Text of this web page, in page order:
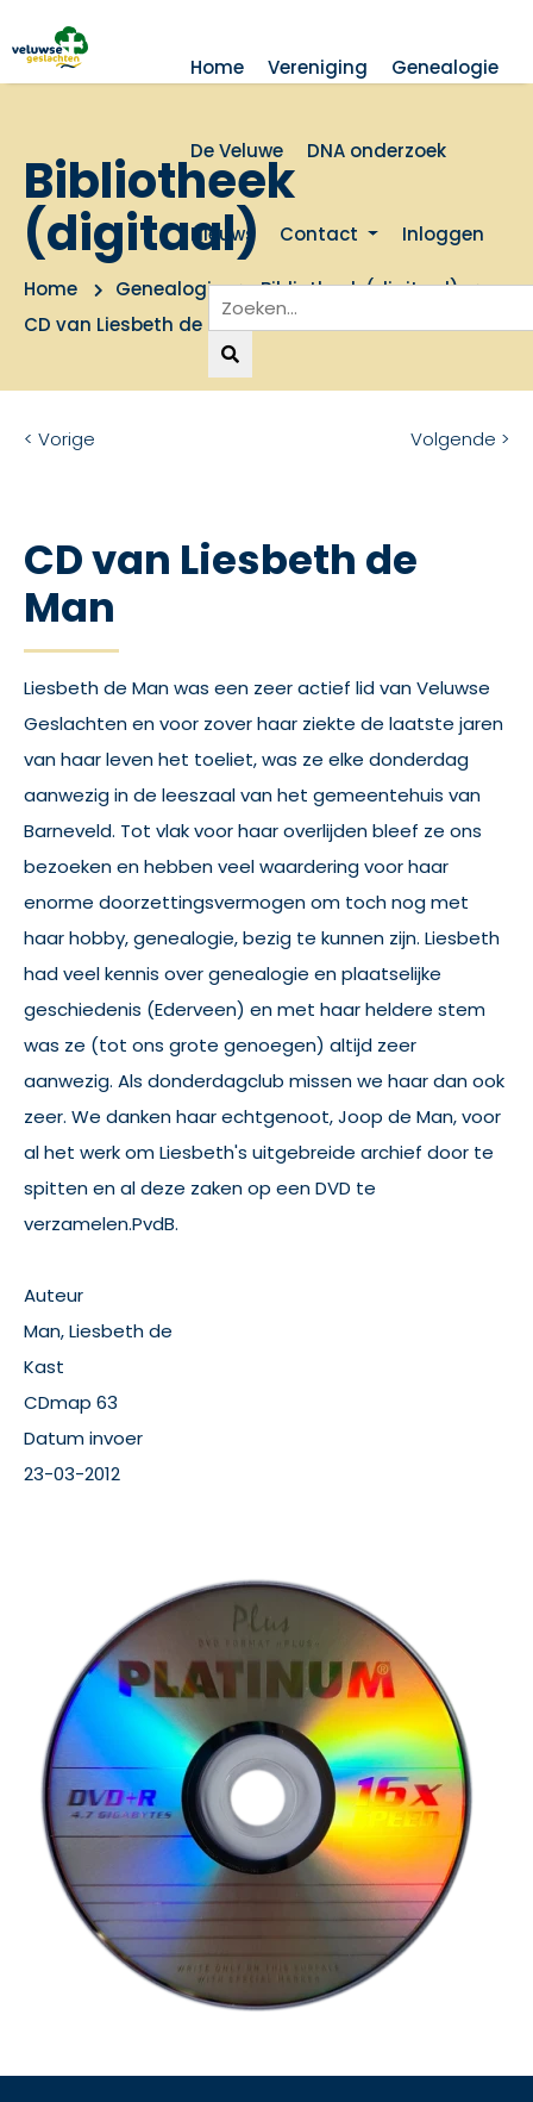
Home Vereniging Genealogie
De Veluwe DNA onderzoek
Nieuws Contact Inloggen
Bibliotheek
(digitaal)
Home Genealogie
Bibliotheek (digitaal)
CD van Liesbeth de Man
< Vorige Volgende >
CD van Liesbeth de
Man
Liesbeth de Man was een zeer actief lid van Veluwse
Geslachten en voor zover haar ziekte de laatste jaren
van haar leven het toeliet, was ze elke donderdag
aanwezig in de leeszaal van het gemeentehuis van
Barneveld. Tot vlak voor haar overlijden bleef ze ons
bezoeken en hebben veel waardering voor haar
enorme doorzettingsvermogen om toch nog met
haar hobby, genealogie, bezig te kunnen zijn. Liesbeth
had veel kennis over genealogie en plaatselijke
geschiedenis (Ederveen) en met haar heldere stem
was ze (tot ons grote genoegen) altijd zeer
aanwezig. Als donderdagclub missen we haar dan ook
zeer. We danken haar echtgenoot, Joop de Man, voor
al het werk om Liesbeth's uitgebreide archief door te
spitten en al deze zaken op een DVD te
verzamelen.PvdB.
Auteur
Man, Liesbeth de
Kast
CDmap 63
Datum invoer
23-03-2012